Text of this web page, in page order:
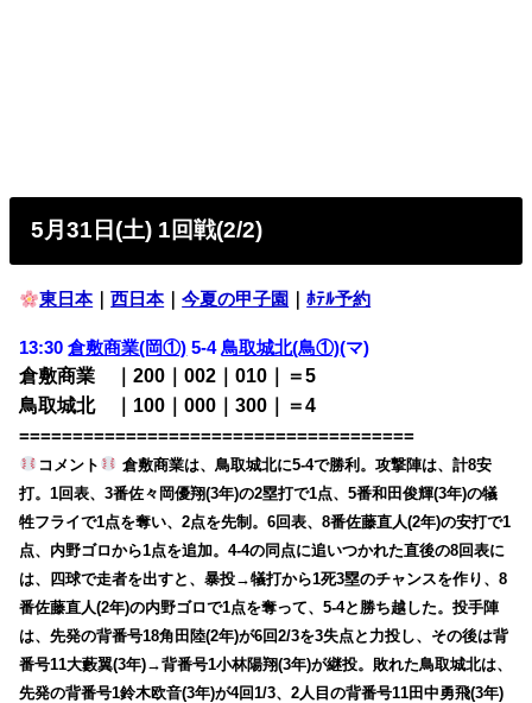
5月31日(土) 1回戦(2/2)
東日本｜西日本｜今夏の甲子園 ｜ﾎﾃﾙ予約
13:30倉敷商業(岡①) 5-4鳥取城北(鳥①)(マ)
倉敷商業 ｜200｜002｜010｜＝5
鳥取城北 ｜100｜000｜300｜＝4
=====================================
コメント
倉敷商業は、鳥取城北に5-4で勝利。攻撃陣は、計8安
打。1回表、3番佐々岡優翔(3年)の2塁打で1点、5番和田俊輝(3年)の犠
牲フライで1点を奪い、2点を先制。6回表、8番佐藤直人(2年)の安打で1
点、内野ゴロから1点を追加。4-4の同点に追いつかれた直後の8回表に
は、四球で走者を出すと、暴投→犠打から1死3塁のチャンスを作り、8
番佐藤直人(2年)の内野ゴロで1点を奪って、5-4と勝ち越した。投手陣
は、先発の背番号18角田陸(2年)が6回2/3を3失点と力投し、その後は背
番号11大藪翼(3年)→背番号1小林陽翔(3年)が継投。敗れた鳥取城北は、
先発の背番号1鈴木欧音(3年)が4回1/3、2人目の背番号11田中勇飛(3年)